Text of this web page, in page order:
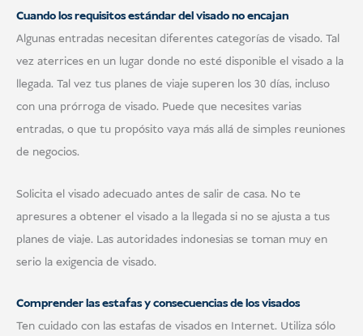
Cuando los requisitos estándar del visado no encajan
Algunas entradas necesitan diferentes categorías de visado. Tal
vez aterrices en un lugar donde no esté disponible el visado a la
llegada. Tal vez tus planes de viaje superen los 30 días, incluso
con una prórroga de visado. Puede que necesites varias
entradas, o que tu propósito vaya más allá de simples reuniones
de negocios.
Solicita el visado adecuado antes de salir de casa. No te
apresures a obtener el visado a la llegada si no se ajusta a tus
planes de viaje. Las autoridades indonesias se toman muy en
serio la exigencia de visado.
Comprender las estafas y consecuencias de los visados
Ten cuidado con las estafas de visados en Internet. Utiliza sólo